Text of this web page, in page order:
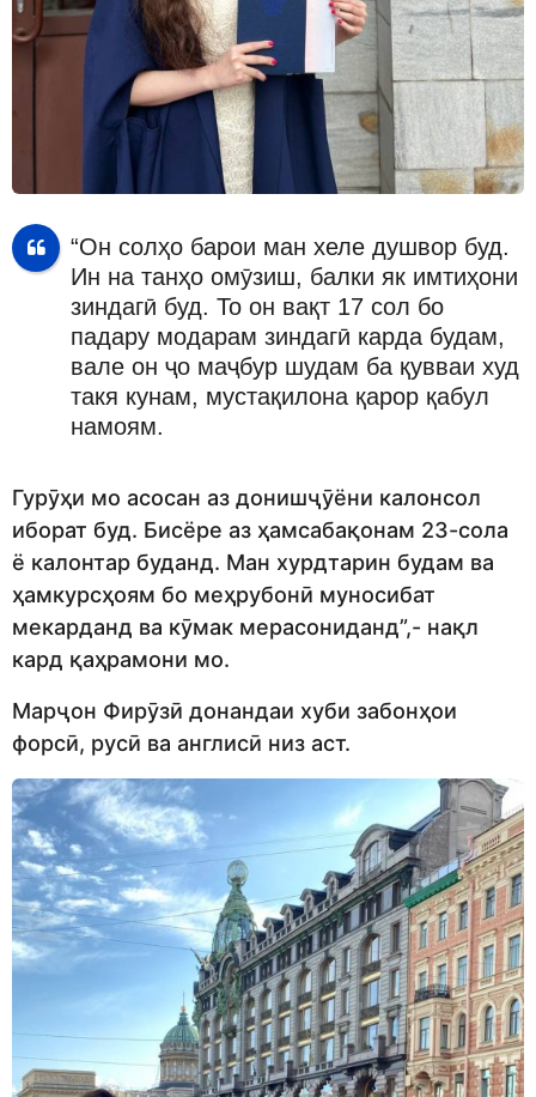
“Он солҳо барои ман хеле душвор буд.
Ин на танҳо омӯзиш, балки як имтиҳони
зиндагӣ буд. То он вақт 17 сол бо
падару модарам зиндагӣ карда будам,
вале он ҷо маҷбур шудам ба қувваи худ
такя кунам, мустақилона қарор қабул
намоям.
Гурӯҳи мо асосан аз донишҷӯёни калонсол
иборат буд. Бисёре аз ҳамсабақонам 23-сола
ё калонтар буданд. Ман хурдтарин будам ва
ҳамкурсҳоям бо меҳрубонӣ муносибат
мекарданд ва кӯмак мерасониданд”,- нақл
кард қаҳрамони мо.
Марҷон Фирӯзӣ донандаи хуби забонҳои
форсӣ, русӣ ва англисӣ низ аст.